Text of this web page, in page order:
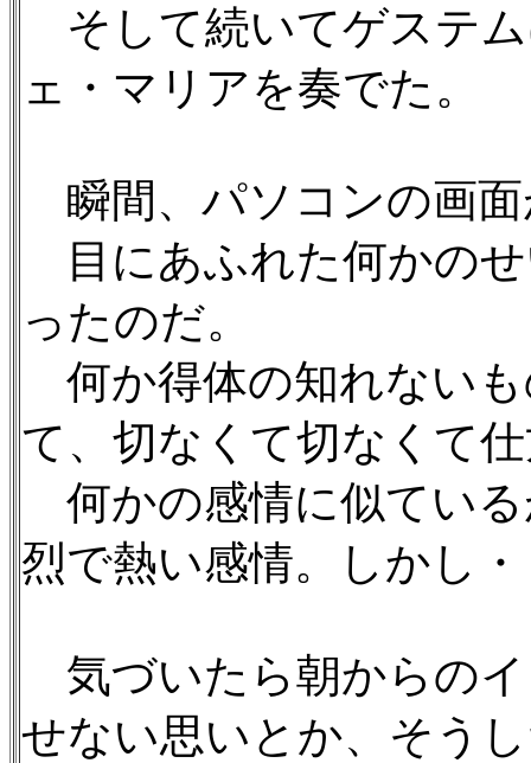
そして続いてゲステ
ェ・マリアを奏でた。
瞬間、パソコンの画
目にあふれた何かの
ったのだ。
何か得体の知れない
て、切なくて切なくて
何かの感情に似てい
烈で熱い感情。しかし
気づいたら朝からの
せない思いとか、そう